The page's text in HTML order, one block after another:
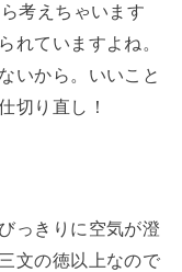
考えちゃいます
ていますよね。
いから。いいこと
切り直し！
っきりに空気が澄
文の徳以上なので